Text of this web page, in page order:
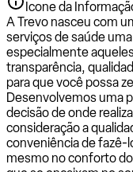
Ícone da
A Trevo nasceu com
serviços de saúde
especialmente
transparência,
para que você possa
Desenvolvemos uma
decisão de onde
consideração a
conveniência de fazê-
mesmo no conforto